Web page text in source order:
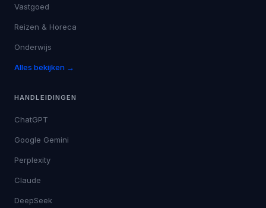
Vastgoed
Reizen & Horeca
Onderwijs
Alles bekijken →
HANDLEIDINGEN
ChatGPT
Google Gemini
Perplexity
Claude
DeepSeek